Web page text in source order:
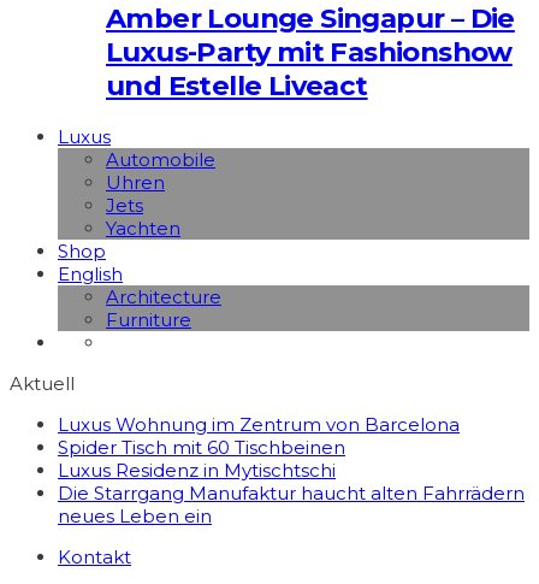
Amber Lounge Singapur – Die
Luxus-Party mit Fashionshow
und Estelle Liveact
Luxus
Automobile
Uhren
Jets
Yachten
Shop
English
Architecture
Furniture
Aktuell
Luxus Wohnung im Zentrum von Barcelona
Spider Tisch mit 60 Tischbeinen
Luxus Residenz in Mytischtschi
Die Starrgang Manufaktur haucht alten Fahrrädern
neues Leben ein
Kontakt